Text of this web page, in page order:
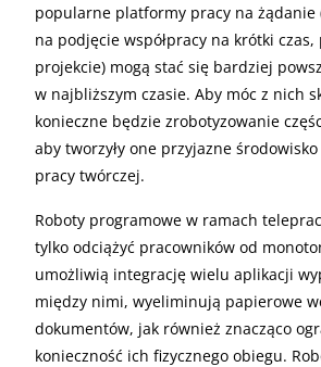
popularne platformy pracy na żądanie
na podjęcie współpracy na krótki
projekcie) mogą stać się bardziej
w najbliższym czasie. Aby móc z nich
konieczne będzie zrobotyzowanie
aby tworzyły one przyjazne
pracy twórczej.
Roboty programowe w ramach
tylko odciążyć pracowników od
umożliwią integrację wielu aplikacji
między nimi, wyeliminują papierowe
dokumentów, jak również znacząco
konieczność ich fizycznego obiegu.